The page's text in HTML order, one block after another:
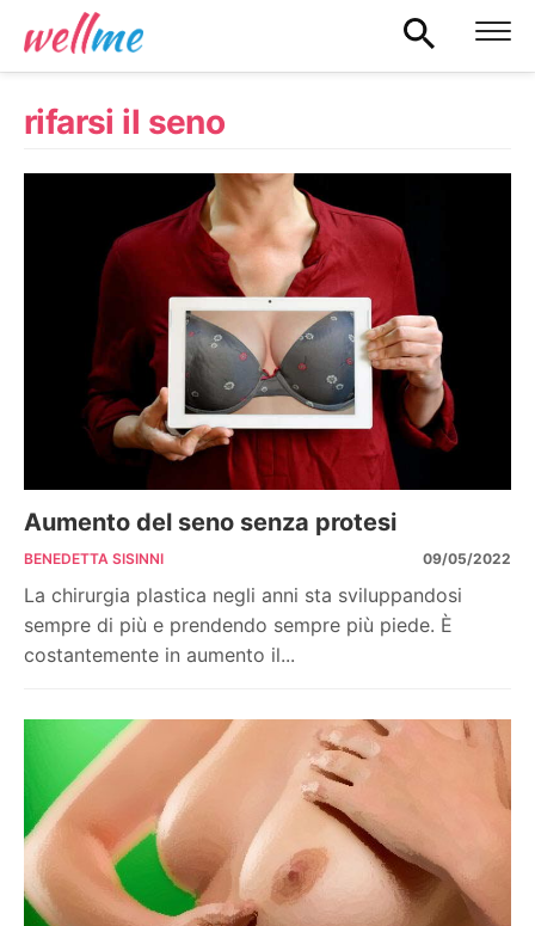
rifarsi il seno
Aumento del seno senza protesi
BENEDETTA SISINNI 09/05/2022
La chirurgia plastica negli anni sta sviluppandosi
sempre di più e prendendo sempre più piede. È
costantemente in aumento il...